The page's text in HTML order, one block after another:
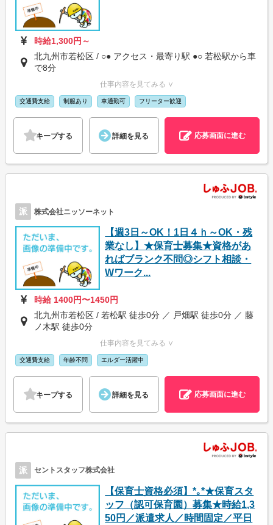
時給1,300円～
北九州市若松区 / ○● アクセス・最寄り駅 ●○ 若松駅から車
で8分
仕事内容を見てみる ∨
交通費支給 制服あり 車通勤可 フリーター歓迎
キープする 詳細を見る 応募画面に進む
派 株式会社ニッソーネット
【週3日～OK！1日４ｈ～OK・残
業なし】★保育士募集★資格があ
ればブランク不問◎シフト相談・
Wワーク...
時給 1400円〜1450円
北九州市若松区 / 若松駅 徒歩0分 ／ 戸畑駅 徒歩0分 ／ 藤
ノ木駅 徒歩0分
仕事内容を見てみる ∨
交通費支給 年齢不問 エルダー活躍中
キープする 詳細を見る 応募画面に進む
派 セントスタッフ株式会社
【保育士資格必須】*｡*★保育スタ
ッフ（認可保育園）募集★時給1,3
50円／派遣求人／時間固定／平日